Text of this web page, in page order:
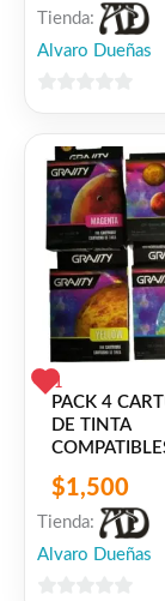
Tienda:
Alvaro Dueñas
1
PACK 4
DE TINTA
1200XL PARA
CANON
MB2020 /
MB2320 /
$1,500
Tienda:
Alvaro Dueñas